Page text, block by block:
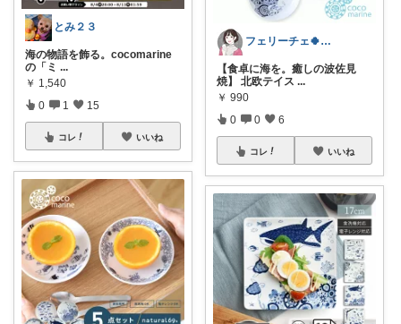
とみ２３
海の物語を飾る。cocomarine
の「ミ ...
￥ 1,540
0 1 15
コレ いいね
フェリーチェ🍀いいね購入ありがとう🌸
【食卓に海を。癒しの波佐見
焼】 北欧テイス ...
￥ 990
0 0 6
コレ いいね